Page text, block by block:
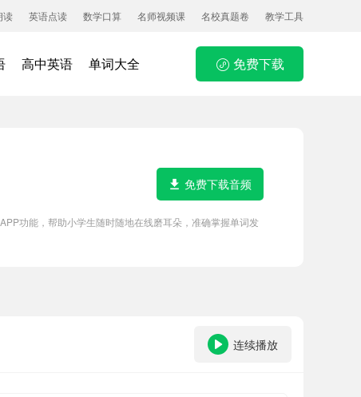
读 英语点读 数学口算 名师视频课 名校真题卷 教学工具
高中英语 单词大全 免费下载
功能，帮助小学生随时随地在线磨耳朵，准确掌握单词发
免费下载音频
连续播放